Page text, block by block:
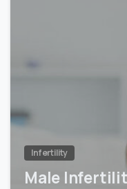
Infertility
Male